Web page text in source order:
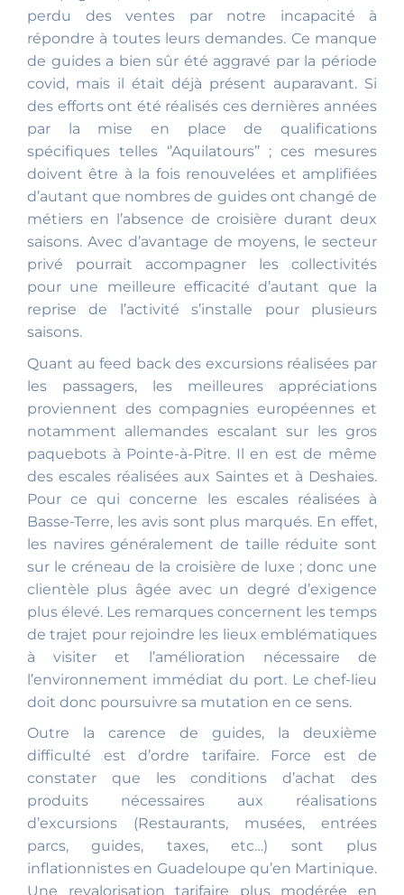
perdu des ventes par notre incapacité à
répondre à toutes leurs demandes. Ce manque
de guides a bien sûr été aggravé par la période
covid, mais il était déjà présent auparavant. Si
des efforts ont été réalisés ces dernières années
par la mise en place de qualifications
spécifiques telles ‘’Aquilatours’’ ; ces mesures
doivent être à la fois renouvelées et amplifiées
d’autant que nombres de guides ont changé de
métiers en l’absence de croisière durant deux
saisons. Avec d’avantage de moyens, le secteur
privé pourrait accompagner les collectivités
pour une meilleure efficacité d’autant que la
reprise de l’activité s’installe pour plusieurs
saisons.
Quant au feed back des excursions réalisées par
les passagers, les meilleures appréciations
proviennent des compagnies européennes et
notamment allemandes escalant sur les gros
paquebots à Pointe-à-Pitre. Il en est de même
des escales réalisées aux Saintes et à Deshaies.
Pour ce qui concerne les escales réalisées à
Basse-Terre, les avis sont plus marqués. En effet,
les navires généralement de taille réduite sont
sur le créneau de la croisière de luxe ; donc une
clientèle plus âgée avec un degré d’exigence
plus élevé. Les remarques concernent les temps
de trajet pour rejoindre les lieux emblématiques
à visiter et l’amélioration nécessaire de
l’environnement immédiat du port. Le chef-lieu
doit donc poursuivre sa mutation en ce sens.
Outre la carence de guides, la deuxième
difficulté est d’ordre tarifaire. Force est de
constater que les conditions d’achat des
produits nécessaires aux réalisations
d’excursions (Restaurants, musées, entrées
parcs, guides, taxes, etc…) sont plus
inflationnistes en Guadeloupe qu’en Martinique.
Une revalorisation tarifaire plus modérée en